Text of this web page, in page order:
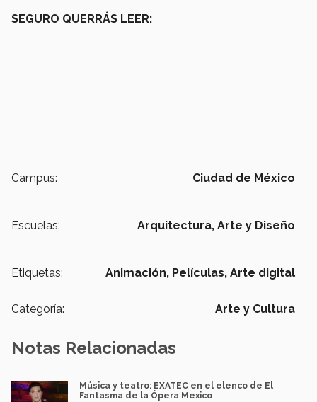
SEGURO QUERRÁS LEER:
Campus: Ciudad de México
Escuelas: Arquitectura, Arte y Diseño
Etiquetas: Animación, Películas, Arte digital
Categoría: Arte y Cultura
Notas Relacionadas
Música y teatro: EXATEC en el elenco de El
Fantasma de la Ópera Mexico